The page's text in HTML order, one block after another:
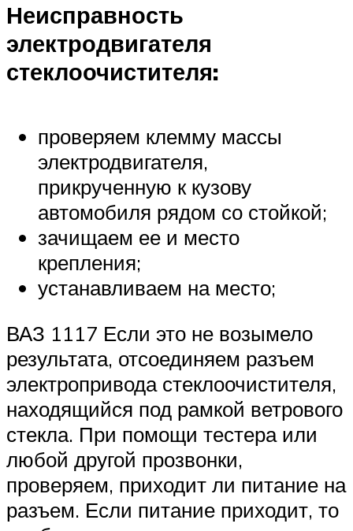
Неисправность
электродвигателя
стеклоочистителя:
проверяем клемму массы
электродвигателя,
прикрученную к кузову
автомобиля рядом со стойкой;
зачищаем ее и место
крепления;
устанавливаем на место;
ВАЗ 1117 Если это не возымело
результата, отсоединяем разъем
электропривода стеклоочистителя,
находящийся под рамкой ветрового
стекла. При помощи тестера или
любой другой прозвонки,
проверяем, приходит ли питание на
разъем. Если питание приходит, то